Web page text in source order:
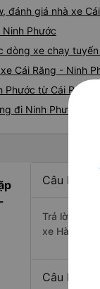
đánh giá nhà xe
Ninh Phước
dòng xe chạy
Cái Răng - Ninh
từ Cái Răng
đi Ninh Phước
Câu hỏi:
Trả lời: Xe
xe Hà Linh,
Câu hỏi: